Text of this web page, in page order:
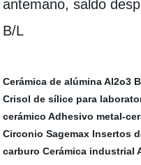
antemano, saldo
B/L
Cerámica de alúmina Al2o3
Crisol de sílice para
cerámico Adhesivo metal-
Circonio Sagemax Insertos
carburo Cerámica industrial